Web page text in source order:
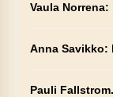
Vaula Norrena:
Anna Savikko:
Pauli Fallstrom.